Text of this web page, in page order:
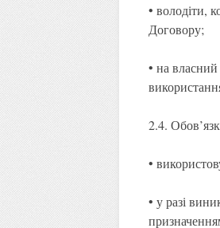
• володіти,
Договору;
• на
2.4.
•
• у разі